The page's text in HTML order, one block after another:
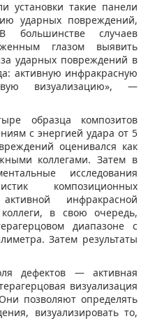
установки такие панели
ударных повреждений,
большинстве случаев
глазом выявить
ударных повреждений в
активную инфракрасную
визуализацию», —
образца композитов
с энергией удара от 5
оценивался как
коллегами. Затем в
исследования
композиционных
инфракрасной
в свою очередь,
диапазоне с
Затем результаты
дефектов — активная
визуализация
позволяют определять
визуализировать то,